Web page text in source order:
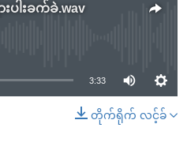
းပါးခက်ခဲ.wav
currently available
3:33
တိုက်ရိုက် လင့်ခ်